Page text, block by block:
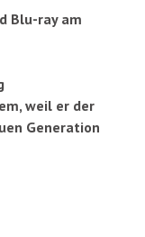
Blu-ray am
weil er der
Generation